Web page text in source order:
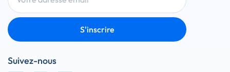
S'inscrire
Suivez-nous